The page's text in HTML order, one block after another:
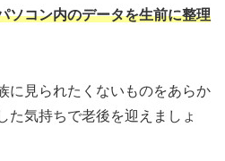
ソコン内のデータを生前に整理
に見られたくないものをあらか
た気持ちで老後を迎えましょ